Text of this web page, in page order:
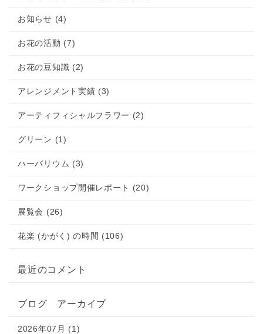
お知らせ (4)
お花の活動 (7)
お花の豆知識 (2)
アレンジメント実績 (3)
アーティフィシャルフラワー (2)
グリーン (1)
ハーバリウム (3)
ワークショップ開催レポート (20)
展覧会 (26)
花楽 (かがく) の時間 (106)
最近のコメント
ブログ アーカイブ
2026年07月 (1)